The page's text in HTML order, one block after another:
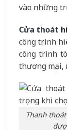
vào những
Cửa thoát
công trình
công trình
thương mại,
Thanh